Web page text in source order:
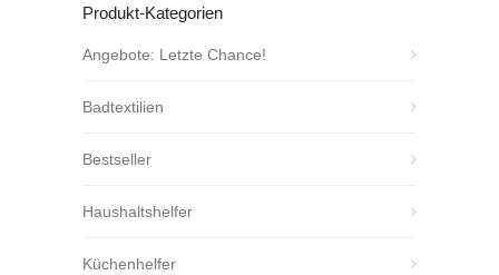
Produkt-Kategorien
Angebote: Letzte Chance!
Badtextilien
Bestseller
Haushaltshelfer
Küchenhelfer